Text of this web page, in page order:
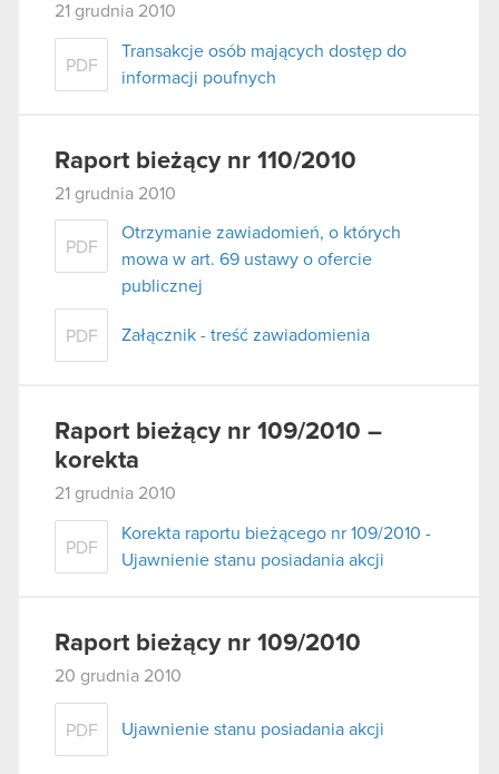
21 grudnia 2010
PDF
Transakcje osób mających dostęp do
informacji poufnych
Raport bieżący nr 110/2010
21 grudnia 2010
PDF
Otrzymanie zawiadomień, o których
mowa w art. 69 ustawy o ofercie
publicznej
PDF Załącznik - treść zawiadomienia
Raport bieżący nr 109/2010 –
korekta
21 grudnia 2010
PDF
Korekta raportu bieżącego nr 109/2010 -
Ujawnienie stanu posiadania akcji
Raport bieżący nr 109/2010
20 grudnia 2010
PDF Ujawnienie stanu posiadania akcji